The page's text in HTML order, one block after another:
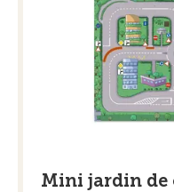
Mini jardin